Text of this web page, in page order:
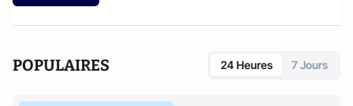
POPULAIRES 24 Heures 7 Jours